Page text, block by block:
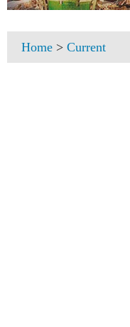
Home > Current